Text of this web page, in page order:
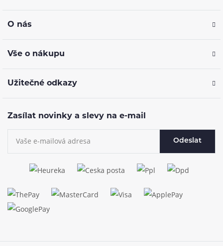
O nás
Vše o nákupu
Užitečné odkazy
Zasílat novinky a slevy na e-mail
Odeslat